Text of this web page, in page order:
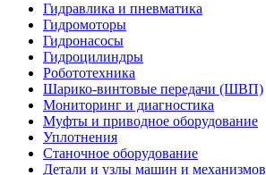
Гидравлика и пневматика
Гидромоторы
Гидронасосы
Гидроцилиндры
Робототехника
Шарико-винтовые передачи (ШВП)
Мониторинг и диагностика
Муфты и приводное оборудование
Уплотнения
Станочное оборудование
Детали и узлы машин и механизмов